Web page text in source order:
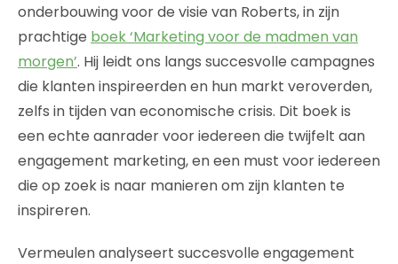
onderbouwing voor de visie van Roberts, in zijn
prachtige boek ‘Marketing voor de madmen van
morgen’. Hij leidt ons langs succesvolle campagnes
die klanten inspireerden en hun markt veroverden,
zelfs in tijden van economische crisis. Dit boek is
een echte aanrader voor iedereen die twijfelt aan
engagement marketing, en een must voor iedereen
die op zoek is naar manieren om zijn klanten te
inspireren.
Vermeulen analyseert succesvolle engagement